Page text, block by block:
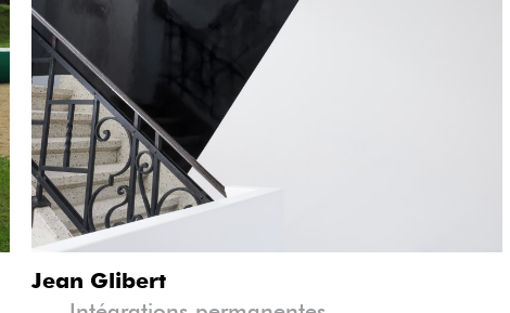
Martine Feipel & Jean Bechameil
Suivant
Jean Glibert
Précédent
Intégrations permanentes